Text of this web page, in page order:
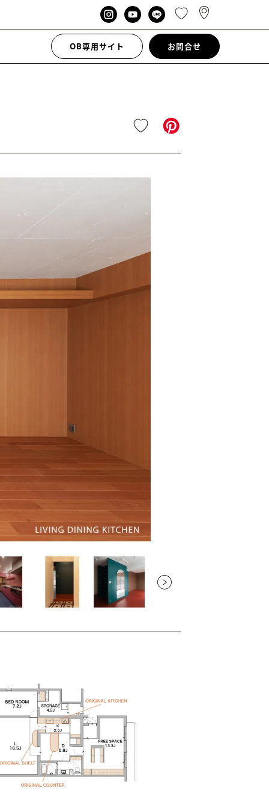
OB専用サイト お問合せ